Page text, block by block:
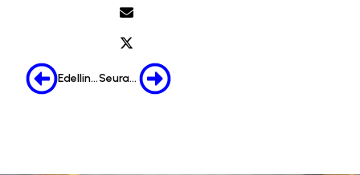
Edellinen Seuraava